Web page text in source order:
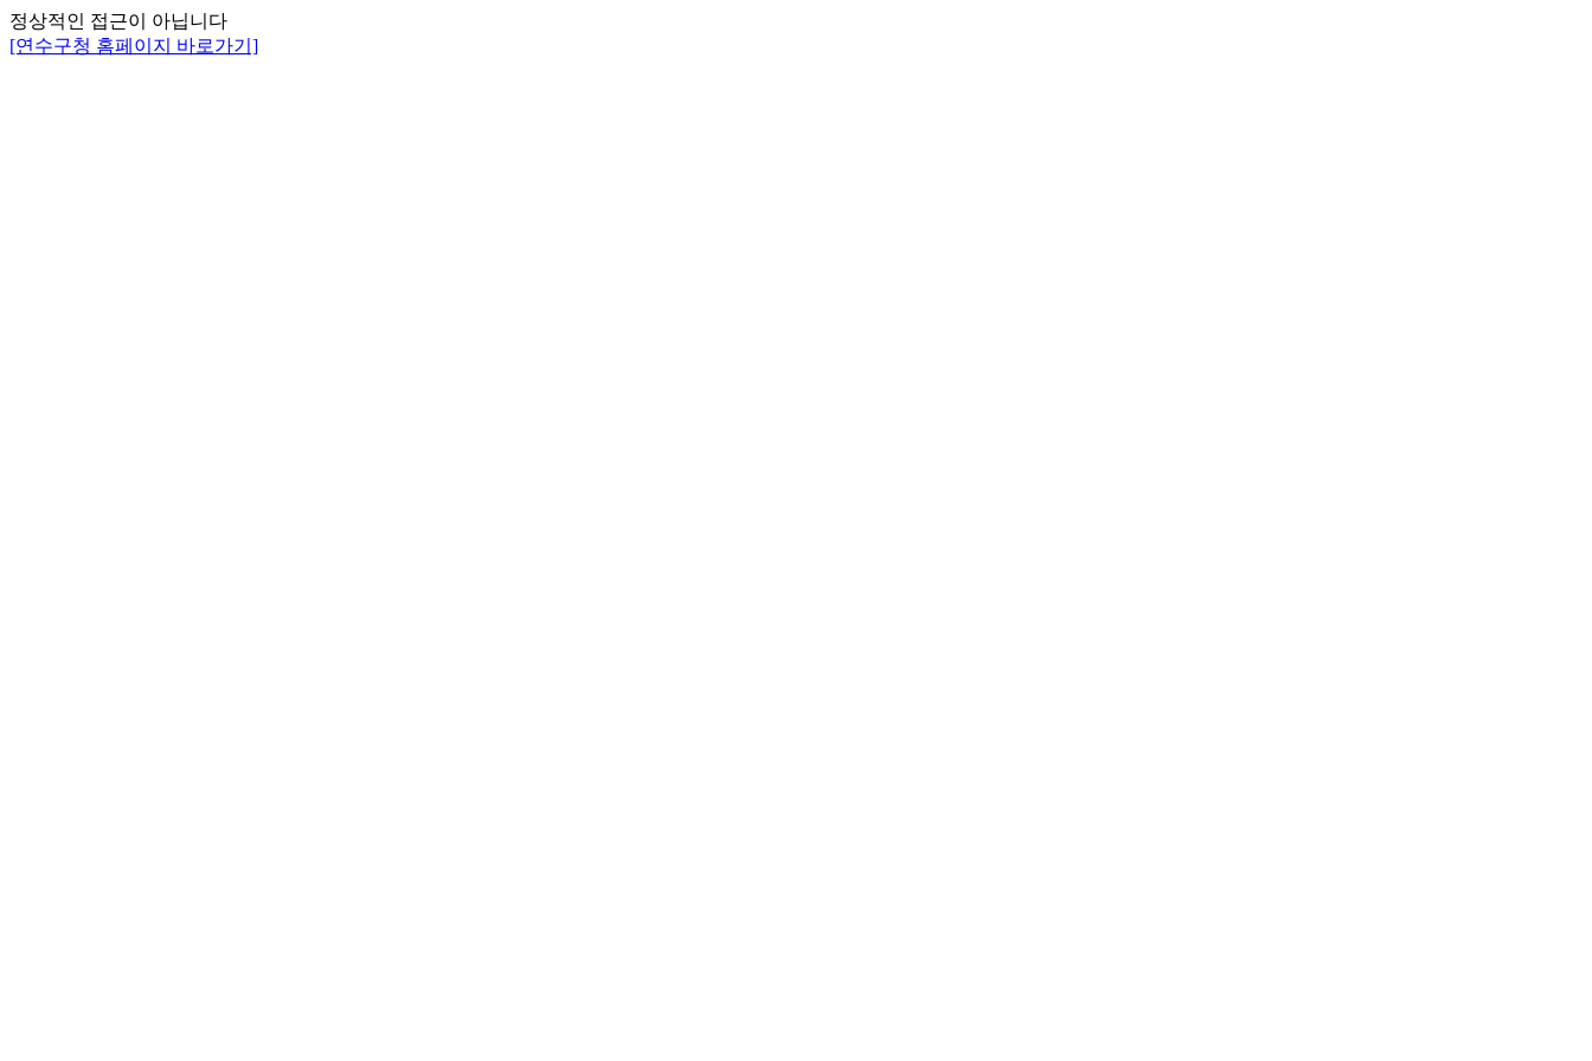
정상적인 접근이 아닙니다
[연수구청 홈페이지 바로가기]